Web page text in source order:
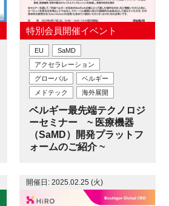
特別会員開催イベント
EU
SaMD
アクセラレーション
グローバル
ベルギー
メドテック
海外展開
ベルギー最先端テクノロジ
ーセミナー ~ 医療機器
（SaMD）開発プラットフ
ォームのご紹介 ~
開催日: 2025.02.25 (火)